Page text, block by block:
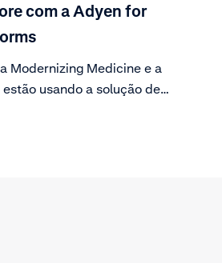
com a Adyen for
Modernizing Medicine e a
usando a solução de